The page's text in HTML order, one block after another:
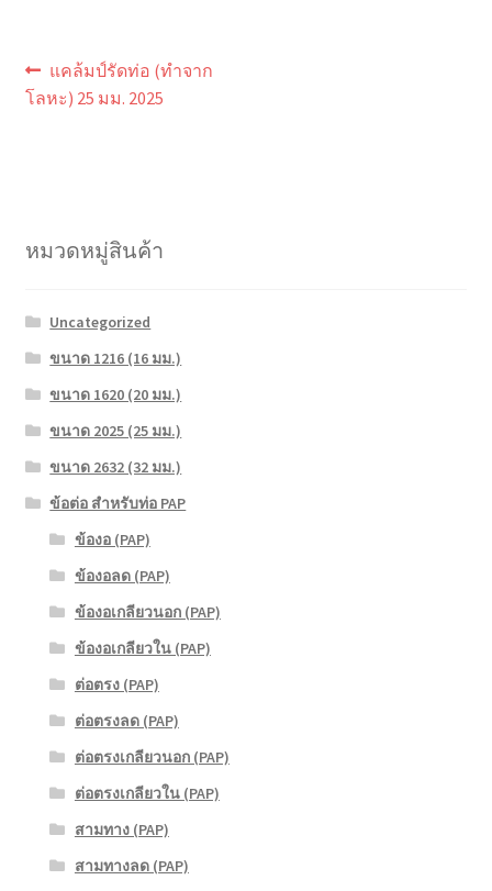
แนะแนว
เรื่อง
Previous
post:
แคล้มป์รัดท่อ (ทำจาก
โลหะ) 25 มม. 2025
หมวดหมู่สินค้า
Uncategorized
ขนาด 1216 (16 มม.)
ขนาด 1620 (20 มม.)
ขนาด 2025 (25 มม.)
ขนาด 2632 (32 มม.)
ข้อต่อ สำหรับท่อ PAP
ข้องอ (PAP)
ข้องอลด (PAP)
ข้องอเกลียวนอก (PAP)
ข้องอเกลียวใน (PAP)
ต่อตรง (PAP)
ต่อตรงลด (PAP)
ต่อตรงเกลียวนอก (PAP)
ต่อตรงเกลียวใน (PAP)
สามทาง (PAP)
สามทางลด (PAP)